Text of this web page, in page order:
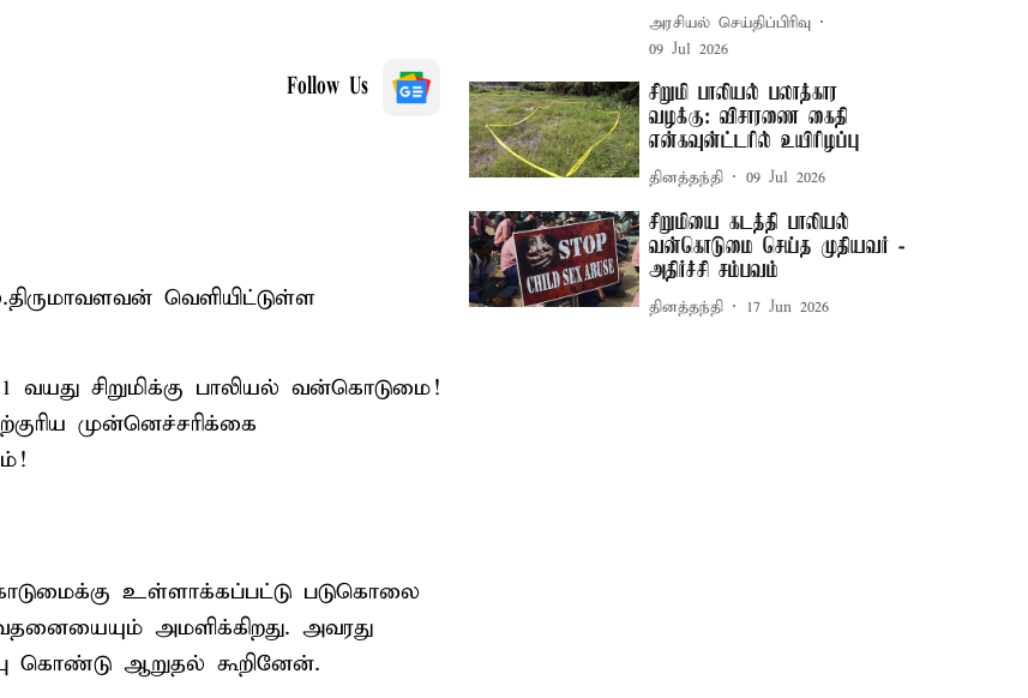
Follow Us
வெளியிட்டுள்ள
சிறுமிக்கு பாலியல் வன்கொடுமை!
முன்னெச்சரிக்கை
உள்ளாக்கப்பட்டு படுகொலை
அமளிக்கிறது. அவரது
கொண்டு ஆறுதல் கூறினேன்.
அரசியல் செய்திப்பிரிவு
09 Jul 2026
சிறுமி பாலியல் பலாத்கார
வழக்கு: விசாரணை கைதி
என்கவுன்ட்டரில் உயிரிழப்பு
தினத்தந்தி 09 Jul 2026
சிறுமியை கடத்தி பாலியல்
வன்கொடுமை செய்த முதியவர் -
அதிர்ச்சி சம்பவம்
தினத்தந்தி 17 Jun 2026